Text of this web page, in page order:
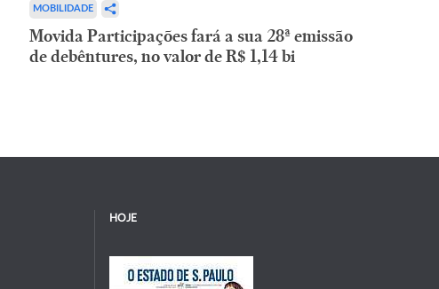
MOBILIDADE
Movida Participações fará a sua 28ª emissão
de debêntures, no valor de R$ 1,14 bi
HOJE